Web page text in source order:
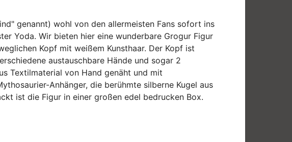
genannt) wohl von den allermeisten Fans sofort ins
Yoda. Wir bieten hier eine wunderbare Grogur Figur
Kopf mit weißem Kunsthaar. Der Kopf ist
austauschbare Hände und sogar 2
Textilmaterial von Hand genäht und mit
Anhänger, die berühmte silberne Kugel aus
ist die Figur in einer großen edel bedrucken Box.